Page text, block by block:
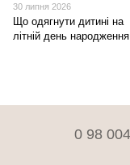
30 липня 2026
Що одягнути дитині на
літній день народження
0 98